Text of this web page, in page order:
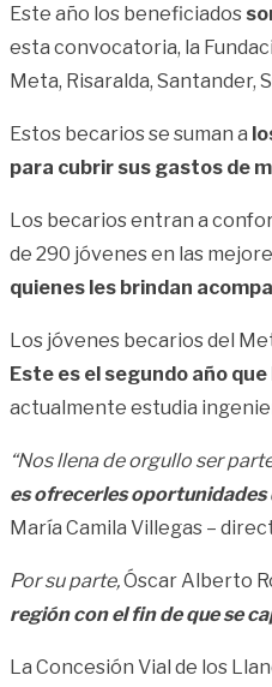
Este año los beneficiados
esta convocatoria, la
Meta, Risaralda, Santander,
Estos becarios se suman a
para cubrir sus gastos de
Los becarios entran a
de 290 jóvenes en las
quienes les brindan
Los jóvenes becarios del
Este es el segundo año
actualmente estudia
“Nos llena de orgullo ser
es ofrecerles oportunidades
María Camila Villegas –
Por su parte,Óscar Alberto
región con el fin de que se
La Concesión Vial de los